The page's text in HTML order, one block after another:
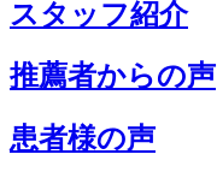
スタッフ紹介
推薦者からの声
患者様の声